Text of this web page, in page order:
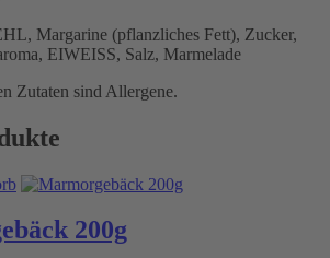
Margarine (pflanzliches Fett), Zucker,
EIWEISS, Salz, Marmelade
Zutaten sind Allergene.
200g